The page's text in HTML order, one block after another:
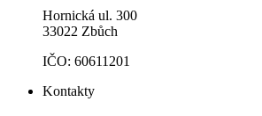
Hornická ul. 300
33022 Zbůch
IČO: 60611201
Kontakty